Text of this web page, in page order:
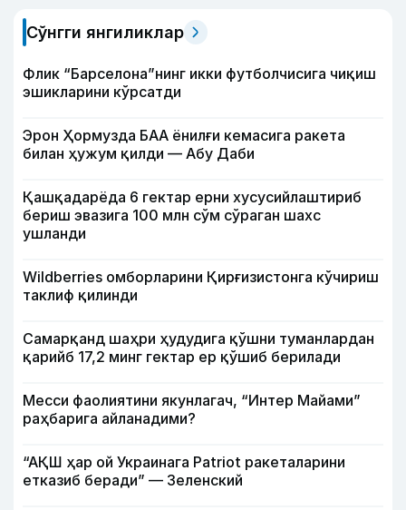
Сўнгги янгиликлар
Флик “Барселона”нинг икки футболчисига чиқиш
эшикларини кўрсатди
Эрон Ҳормузда БАА ёнилғи кемасига ракета
билан ҳужум қилди — Абу Даби
Қашқадарёда 6 гектар ерни хусусийлаштириб
бериш эвазига 100 млн сўм сўраган шахс
ушланди
Wildberries омборларини Қирғизистонга кўчириш
таклиф қилинди
Самарқанд шаҳри ҳудудига қўшни туманлардан
қарийб 17,2 минг гектар ер қўшиб берилади
Месси фаолиятини якунлагач, “Интер Майами”
раҳбарига айланадими?
“АҚШ ҳар ой Украинага Patriot ракеталарини
етказиб беради” — Зеленский